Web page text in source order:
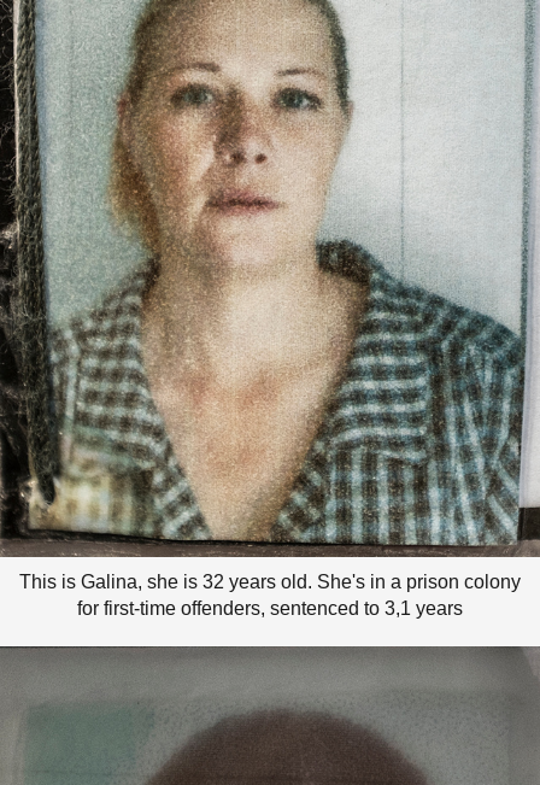
This is Galina, she is 32 years old. She's in a prison colony
for first-time offenders, sentenced to 3,1 years